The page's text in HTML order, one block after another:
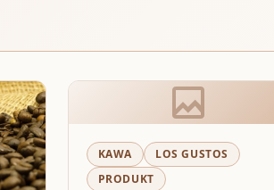
KAWA
LOS GUSTOS
PRODUKT